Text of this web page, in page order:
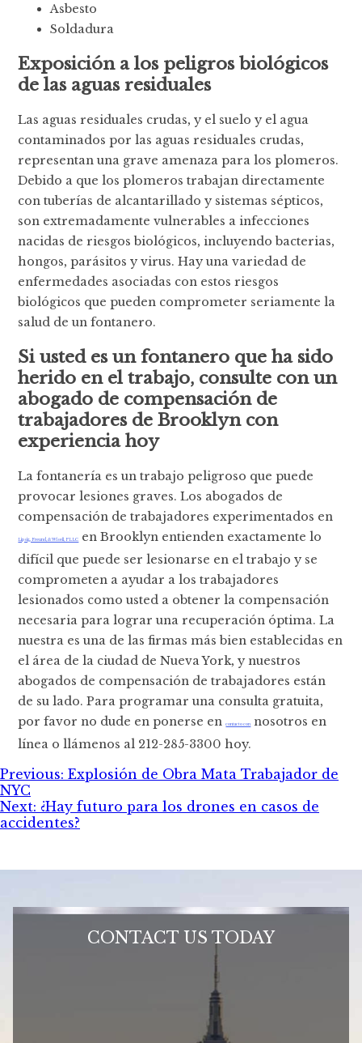
Asbesto
Soldadura
Exposición a los peligros biológicos
de las aguas residuales
Las aguas residuales crudas, y el suelo y el agua
contaminados por las aguas residuales crudas,
representan una grave amenaza para los plomeros.
Debido a que los plomeros trabajan directamente
con tuberías de alcantarillado y sistemas sépticos,
son extremadamente vulnerables a infecciones
nacidas de riesgos biológicos, incluyendo bacterias,
hongos, parásitos y virus. Hay una variedad de
enfermedades asociadas con estos riesgos
biológicos que pueden comprometer seriamente la
salud de un fontanero.
Si usted es un fontanero que ha sido
herido en el trabajo, consulte con un
abogado de compensación de
trabajadores de Brooklyn con
experiencia hoy
La fontanería es un trabajo peligroso que puede
provocar lesiones graves. Los abogados de
compensación de trabajadores experimentados en
Lipsig, Freund, & Wisell, PLLC
en Brooklyn entienden exactamente lo
difícil que puede ser lesionarse en el trabajo y se
comprometen a ayudar a los trabajadores
lesionados como usted a obtener la compensación
necesaria para lograr una recuperación óptima. La
nuestra es una de las firmas más bien establecidas en
el área de la ciudad de Nueva York, y nuestros
abogados de compensación de trabajadores están
de su lado. Para programar una consulta gratuita,
por favor no dude en ponerse encontacto con
nosotros en
línea o llámenos al 212-285-3300 hoy.
Post
navigation
Previous: Explosión de Obra Mata Trabajador de
NYC
Next: ¿Hay futuro para los drones en casos de
accidentes?
CONTACT US TODAY